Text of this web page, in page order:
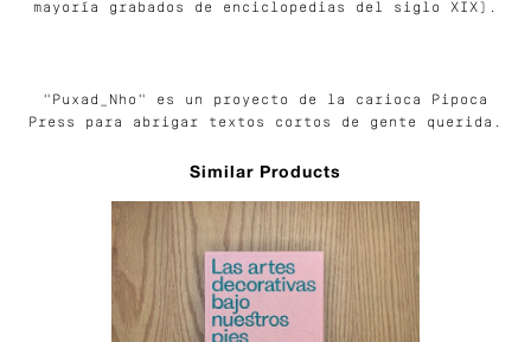
mayoría grabados de enciclopedias del siglo XIX).
"Puxad_Nho" es un proyecto de la carioca Pipoca
Press para abrigar textos cortos de gente querida.
Similar Products